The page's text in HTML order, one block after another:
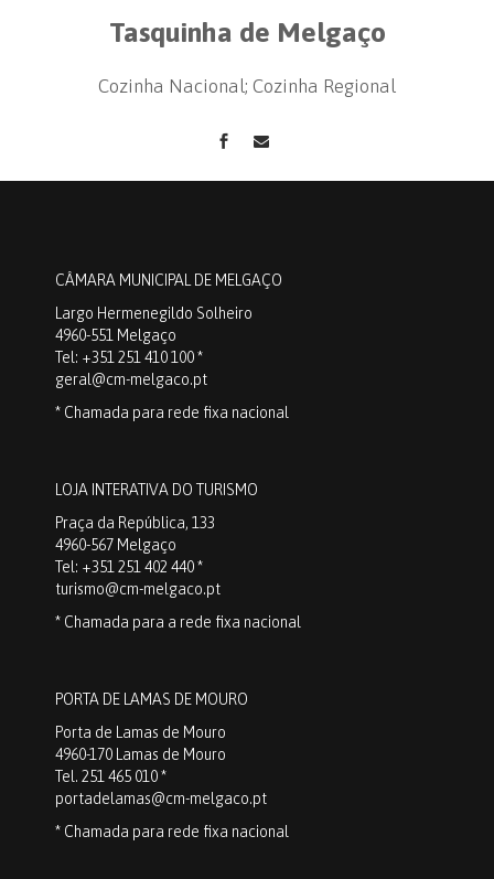
Tasquinha de Melgaço
Cozinha Nacional; Cozinha Regional
CÂMARA MUNICIPAL DE MELGAÇO
Largo Hermenegildo Solheiro
4960-551 Melgaço
Tel: +351 251 410 100 *
geral@cm-melgaco.pt
* Chamada para rede fixa nacional
LOJA INTERATIVA DO TURISMO
Praça da República, 133
4960-567 Melgaço
Tel: +351 251 402 440 *
turismo@cm-melgaco.pt
* Chamada para a rede fixa nacional
PORTA DE LAMAS DE MOURO
Porta de Lamas de Mouro
4960-170 Lamas de Mouro
Tel. 251 465 010 *
portadelamas@cm-melgaco.pt
* Chamada para rede fixa nacional